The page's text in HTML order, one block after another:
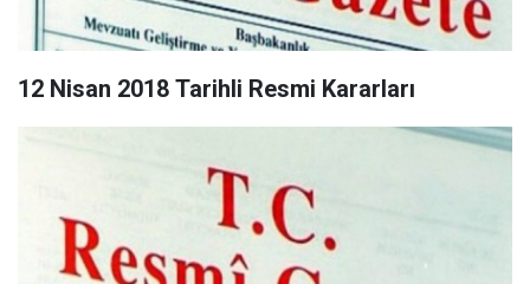
12 Nisan 2018 Tarihli Resmi Kararları